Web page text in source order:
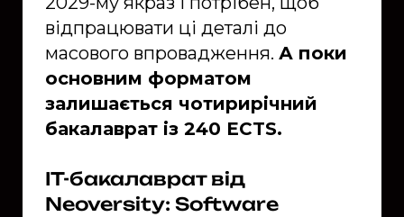
відпрацювати ці деталі до
масового впровадження. А поки
основним форматом
залишається чотирирічний
бакалаврат із 240 ECTS.
IT-бакалаврат від
Neoversity: Software